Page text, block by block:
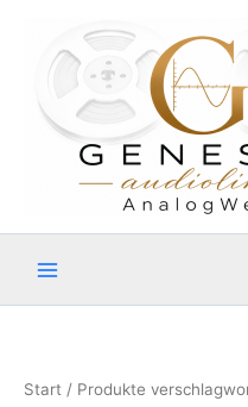
springen
Start / Produkte